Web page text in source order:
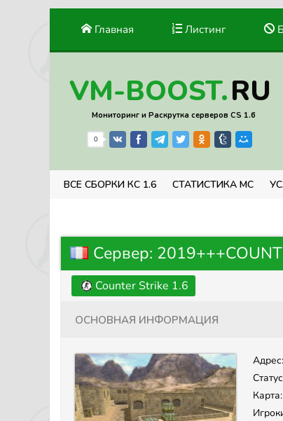
Главная Листинг
VM-BOOST.RU
Мониторинг и Раскрутка серверов CS 1.6
0
ВСЕ СБОРКИ КС 1.6 СТАТИСТИКА МС
Сервер:
Counter Strike 1.6
Основная информация
Адрес: